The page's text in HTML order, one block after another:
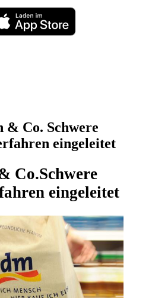
& Co. Schwere
eingeleitet
Co.Schwere
eingeleitet